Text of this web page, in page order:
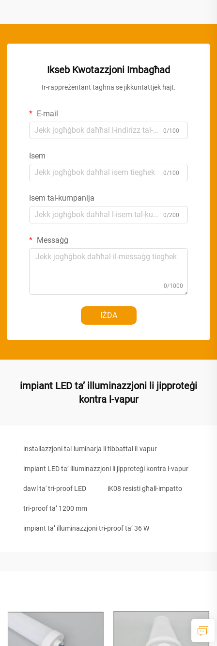
Ikseb Kwotazzjoni Imbagħad
Ir-rappreżentant tagħna se jikkuntattjek ħajt.
E-mail
0/100
Isem
0/100
Isem tal-kumpanija
0/200
Messaġġ
0/1000
IŻDA
impiant LED ta’ illuminazzjoni li jipproteġi
kontra l-vapur
installazzjoni tal-luminarja li tibbattal il-vapur
impiant LED ta’ illuminazzjoni li jipproteġi kontra l-vapur
dawl ta' tri-proof LED iK08 resisti għall-impatto
tri-proof ta’ 1200 mm
impiant ta’ illuminazzjoni tri-proof ta’ 36 W